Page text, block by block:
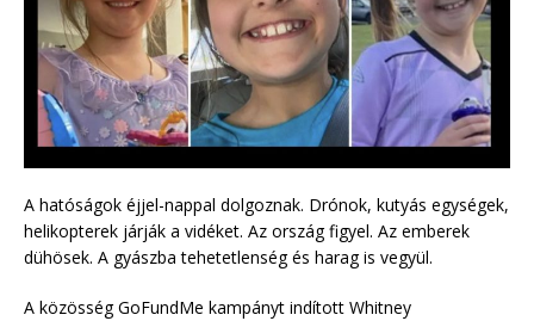
A hatóságok éjjel-nappal dolgoznak. Drónok, kutyás egységek,
helikopterek járják a vidéket. Az ország figyel. Az emberek
dühösek. A gyászba tehetetlenség és harag is vegyül.
A közösség GoFundMe kampányt indított Whitney